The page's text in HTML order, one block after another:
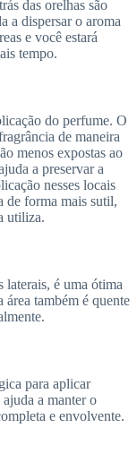
das orelhas são
a dispersar o aroma
e você estará
tempo.
do perfume. O
de maneira
menos expostas ao
a preservar a
nesses locais
de forma mais sutil,
utiliza.
laterais, é uma ótima
área também é quente
para aplicar
a manter o
e envolvente.